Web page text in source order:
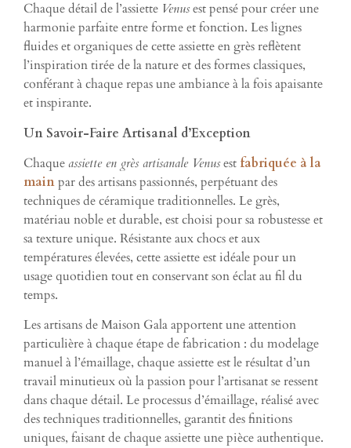
Chaque détail de l’assiette Venusest pensé pour créer une
harmonie parfaite entre forme et fonction. Les lignes
fluides et organiques de cette assiette en grès reflètent
l’inspiration tirée de la nature et des formes classiques,
conférant à chaque repas une ambiance à la fois apaisante
et inspirante.
Un Savoir-Faire Artisanal d’Exception
Chaqueassiette en grès artisanale Venusest fabriquée à la
mainpar des artisans passionnés, perpétuant des
techniques de céramique traditionnelles. Le grès,
matériau noble et durable, est choisi pour sa robustesse et
sa texture unique. Résistante aux chocs et aux
températures élevées, cette assiette est idéale pour un
usage quotidien tout en conservant son éclat au fil du
temps.
Les artisans de Maison Gala apportent une attention
particulière à chaque étape de fabrication : du modelage
manuel à l’émaillage, chaque assiette est le résultat d’un
travail minutieux où la passion pour l’artisanat se ressent
dans chaque détail. Le processus d’émaillage, réalisé avec
des techniques traditionnelles, garantit des finitions
uniques, faisant de chaque assiette une pièce authentique.